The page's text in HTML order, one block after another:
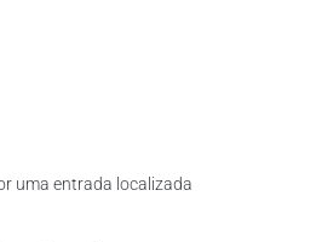
uma entrada localizada